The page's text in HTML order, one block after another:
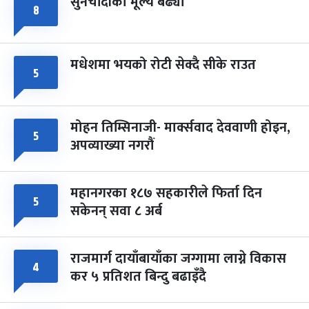
८
५ मधेशमा भयको रोटी सेक्दै सीके राउत
५ मोहन तिम्सिनाजी- मार्क्सवाद देववाणी होइन,
अपव्याख्या नगरौं
५ महानगरका १८७ सहकारीले फिर्ता दिन
सकेनन् सवा ८ अर्ब
४ राजमार्ग दायाँबायाँका जग्गामा लाग्ने विकास
कर ५ प्रतिशत बिन्दु बढाइँदै